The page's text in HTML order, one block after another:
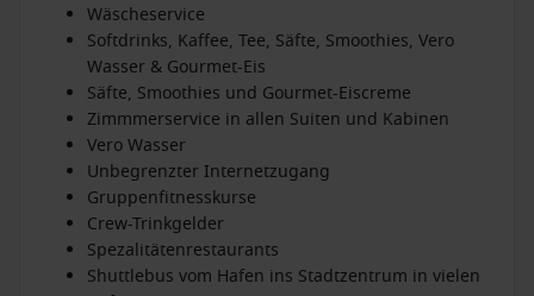
Wäscheservice
Softdrinks, Kaffee, Tee, Säfte, Smoothies, Vero
Wasser & Gourmet-Eis
Säfte, Smoothies und Gourmet-Eiscreme
Zimmmerservice in allen Suiten und Kabinen
Vero Wasser
Unbegrenzter Internetzugang
Gruppenfitnesskurse
Crew-Trinkgelder
Spezalitätenrestaurants
Shuttlebus vom Hafen ins Stadtzentrum in vielen